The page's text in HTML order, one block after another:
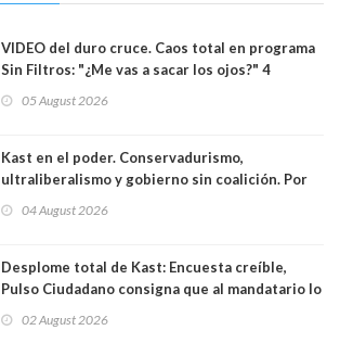
VIDEO del duro cruce. Caos total en programa
Sin Filtros: "¿Me vas a sacar los ojos?" 4
excarabinero que dejó ciego a Gustavo Gatica:
05 August 2026
Kast en el poder. Conservadurismo,
ultraliberalismo y gobierno sin coalición. Por
04 August 2026
Desplome total de Kast: Encuesta creíble,
Pulso Ciudadano consigna que al mandatario lo
sacó en primera vuelta. Rechazo es de 58.9% y
02 August 2026